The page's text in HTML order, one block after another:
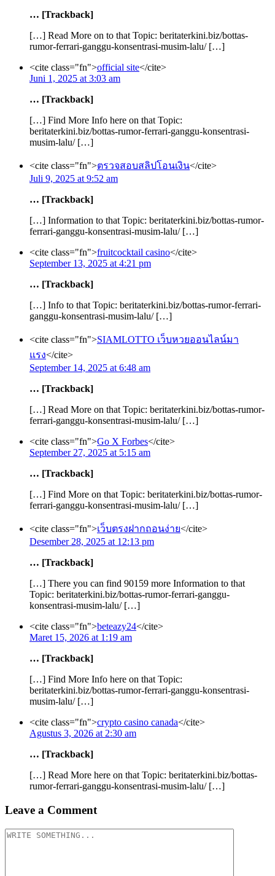
… [Trackback]
[…] Read More on to that Topic: beritaterkini.biz/bottas-
rumor-ferrari-ganggu-konsentrasi-musim-lalu/ […]
<cite class="fn">official site</cite>
Juni 1, 2025 at 3:03 am
… [Trackback]
[…] Find More Info here on that Topic:
beritaterkini.biz/bottas-rumor-ferrari-ganggu-konsentrasi-
musim-lalu/ […]
<cite class="fn">ตรวจสอบสลิปโอนเงิน</cite>
Juli 9, 2025 at 9:52 am
… [Trackback]
[…] Information to that Topic: beritaterkini.biz/bottas-rumor-
ferrari-ganggu-konsentrasi-musim-lalu/ […]
<cite class="fn">fruitcocktail casino</cite>
September 13, 2025 at 4:21 pm
… [Trackback]
[…] Info to that Topic: beritaterkini.biz/bottas-rumor-ferrari-
ganggu-konsentrasi-musim-lalu/ […]
<cite class="fn">SIAMLOTTO เว็บหวยออนไลน์มา
แรง</cite>
September 14, 2025 at 6:48 am
… [Trackback]
[…] Read More on that Topic: beritaterkini.biz/bottas-rumor-
ferrari-ganggu-konsentrasi-musim-lalu/ […]
<cite class="fn">Go X Forbes</cite>
September 27, 2025 at 5:15 am
… [Trackback]
[…] Find More on that Topic: beritaterkini.biz/bottas-rumor-
ferrari-ganggu-konsentrasi-musim-lalu/ […]
<cite class="fn">เว็บตรงฝากถอนง่าย</cite>
Desember 28, 2025 at 12:13 pm
… [Trackback]
[…] There you can find 90159 more Information to that
Topic: beritaterkini.biz/bottas-rumor-ferrari-ganggu-
konsentrasi-musim-lalu/ […]
<cite class="fn">beteazy24</cite>
Maret 15, 2026 at 1:19 am
… [Trackback]
[…] Find More Info here on that Topic:
beritaterkini.biz/bottas-rumor-ferrari-ganggu-konsentrasi-
musim-lalu/ […]
<cite class="fn">crypto casino canada</cite>
Agustus 3, 2026 at 2:30 am
… [Trackback]
[…] Read More here on that Topic: beritaterkini.biz/bottas-
rumor-ferrari-ganggu-konsentrasi-musim-lalu/ […]
Leave a Comment